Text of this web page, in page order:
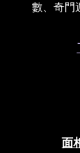
數、奇門
面